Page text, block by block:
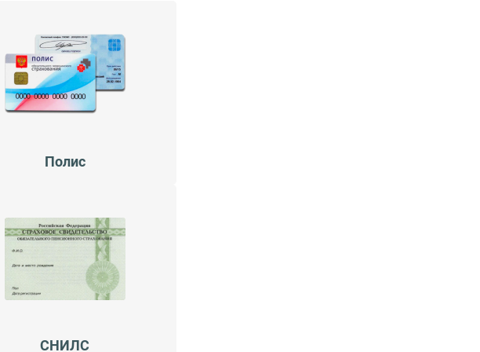
Полис
СНИЛС